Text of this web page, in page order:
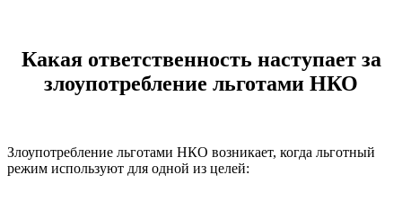
Какая ответственность наступает за
злоупотребление льготами НКО
Злоупотребление льготами НКО возникает, когда льготный
режим используют для одной из целей: